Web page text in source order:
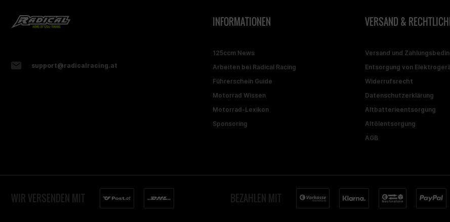
support@radicalracing.at
INFORMATIONEN
125ccm News
Arbeiten bei Radical Racing
Führerschein Guide
Motorrad Wissen
Motorrad-Lexikon
Sponsoring
VERSAND &
Versand und
Entsorgung von
Widerrufsrecht
Datenschutzerklärung
Altbatterieentsorgung
Altölentsorgung
AGB
WIR VERSENDEN MIT BEZAHLEN MIT